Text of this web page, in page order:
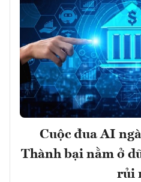
Cuộc đua AI
Thành bại nằm ở
rủi